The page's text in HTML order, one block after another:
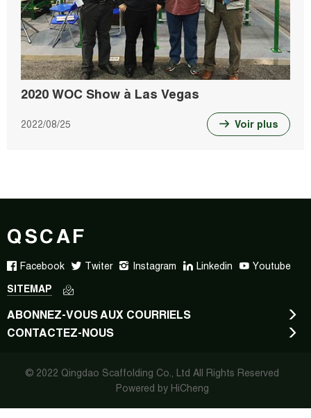
2020 WOC Show à Las Vegas
2022/08/25 Voir plus
QSCAF
Facebook Twiter Instagram Linkedin Youtube
SITEMAP
ABONNEZ-VOUS AUX COURRIELS
CONTACTEZ-NOUS
© 2022 Qingdao Scaffolding Co., Ltd All Rights Reserved
Powered by HiCheng